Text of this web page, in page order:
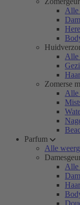
Alle
Alle
Zomerse
Alle
Parfum
Alle
Alle